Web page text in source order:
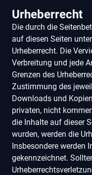
Urheberrecht
Die durch die
auf diesen Seiten
Urheberrecht. Die
Verbreitung und jede
Grenzen des
Zustimmung des
Downloads und
privaten, nicht
die Inhalte auf dieser
wurden, werden die
Insbesondere werden
gekennzeichnet.